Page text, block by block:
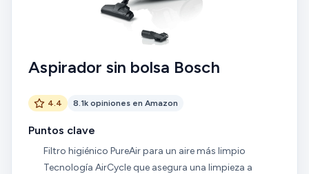
Aspirador sin bolsa Bosch
4.4 8.1k opiniones en Amazon
Puntos clave
Filtro higiénico PureAir para un aire más limpio
Tecnología AirCycle que asegura una limpieza a